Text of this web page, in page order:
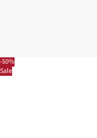
-50%
Sale